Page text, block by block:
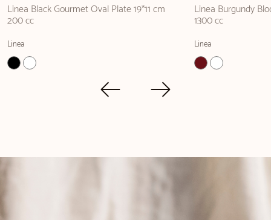
Linea Black Gourmet Oval Plate 19*11 cm
200 cc
Linea
Linea Burgundy
1300 cc
Linea